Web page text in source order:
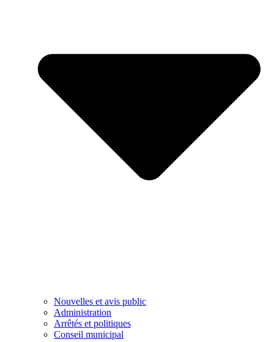
Nouvelles et avis public
Administration
Arrêtés et politiques
Conseil municipal